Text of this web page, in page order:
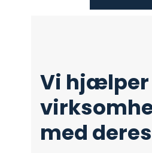
Vi hjælper
med